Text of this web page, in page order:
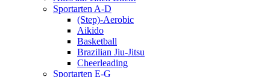
Sportarten A-D
(Step)-Aerobic
Aikido
Basketball
Brazilian Jiu-Jitsu
Cheerleading
Sportarten E-G